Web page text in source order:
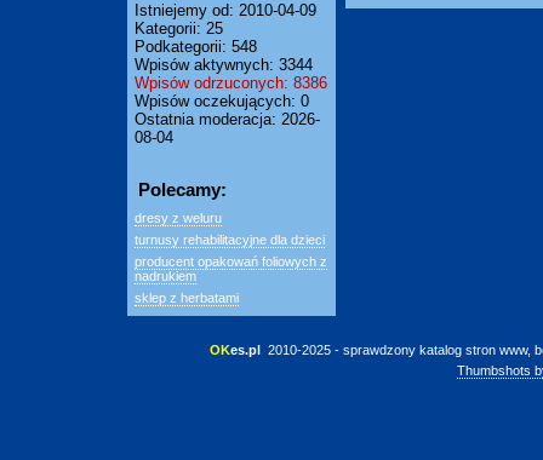
Istniejemy od: 2010-04-09
Kategorii: 25
Podkategorii: 548
Wpisów aktywnych: 3344
Wpisów odrzuconych: 8386
Wpisów oczekujących: 0
Ostatnia moderacja: 2026-
08-04
Polecamy:
dresy z weluru
turnusy rehabilitacyjne dla dzieci
producent opakowań foliowych z
nadrukiem
sklep z herbatami
OKes.pl 2010-2025 - sprawdzony katalog stron www,
Thumbshots